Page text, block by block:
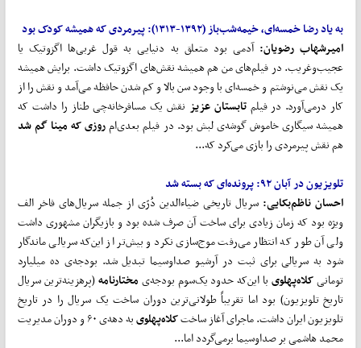
به یاد رضا خمسهای، خیمهشبباز(۱۳۹۲-۱۳۱۳) :پیرمردی که همیشه کودک بود
امیرشهاب رضویان: آدمی بود متعلق به دنیایی به قول غربی‌ها اگزوتیک یا
عجیب‌و‌غریب. در فیلم‌های من هم همیشه نقش‌های اگزوتیک داشت. برایش همیشه
یک نقش می‌نوشتم و خمسه‌ای با وجود سن بالا و کم شدن حافظه می‌آمد و نقش را از
کار در‌می‌آورد. در فیلم تابستان عزیزنقش یک مسافرخانه‌چی‌ طناز را داشت که
همیشه سیگاری خاموش گوشه‌ی لبش بود. در فیلم بعدی‌امروزی که مینا گم شد
هم نقش پیرمردی را بازی می‌کرد که...
تلویزیون در آبان ۹۲: پروندهای که بسته شد
احسان ناظمبکایی: سریال تاریخی ضیاءالدین دُرّی از جمله سریال‌های فاخر الف
وی‍ژه بود که زمان زیادی برای ساخت آن صرف شده بود و بازیگران مشهوری داشت
ولی آن طور که انتظار می‌رفت موج‌سازی نکرد و بیش‌تر از این‌که سریالی ماندگار
شود به سریالی برای ثبت در آرشیو صداوسیما تبدیل شد. بودجه‌ی ده میلیارد
تومانیکلاهپهلویبا این‌که حدود یک‌سوم بودجه‌یمختارنامه(پرهزینه‌ترین سریال
تاریخ تلویزیون) بود اما تقریباً طولانی‌ترین دوران ساخت یک سریال را در تاریخ
تلویزیون ایران داشت. ماجرای آغاز ساختکلاهپهلوی
به دهه‌ی ۶۰ و دوران مدیریت
محمد هاشمی بر صداوسیما برمی‌گردد اما...